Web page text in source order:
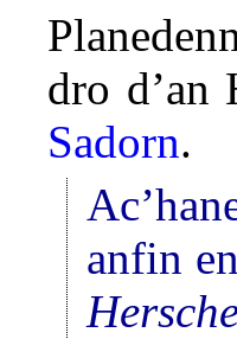
dro d’an
Sadorn.
anfin